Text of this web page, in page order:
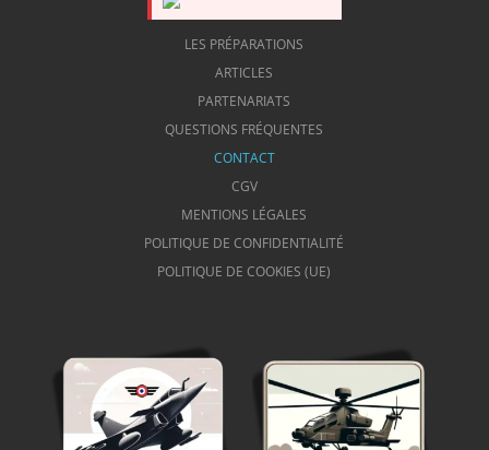
LES PRÉPARATIONS
ARTICLES
PARTENARIATS
QUESTIONS FRÉQUENTES
CONTACT
CGV
MENTIONS LÉGALES
POLITIQUE DE CONFIDENTIALITÉ
POLITIQUE DE COOKIES (UE)